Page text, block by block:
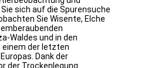
sich auf die Spurensuche
Sie Wisente, Elche
Waldes und in den
der letzten
Dank der
der Trockenlegung